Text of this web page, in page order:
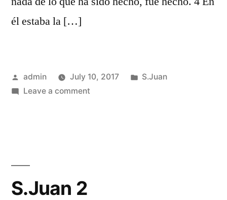
él estaba la […]
Posted
by
admin July 10, 2017
Posted
S.Juan
Leave a commenton
S.Juan 2